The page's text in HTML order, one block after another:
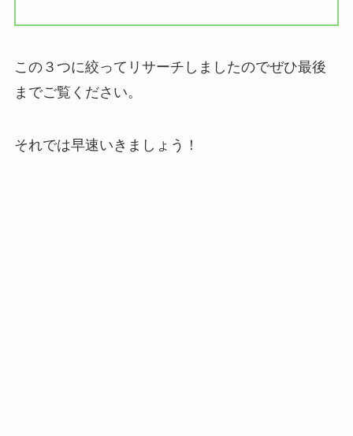
この３つに絞ってリサーチしましたのでぜひ最後
までご覧ください。
それでは早速いきましょう！